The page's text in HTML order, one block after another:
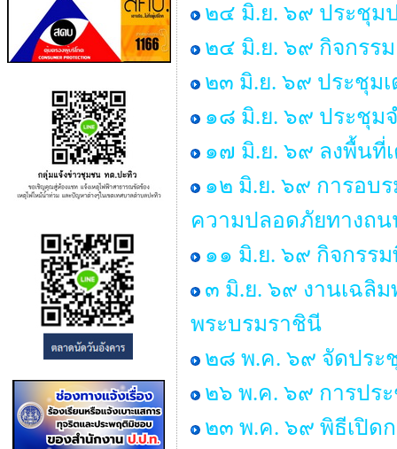
๒๔ มิ.ย. ๖๙ ประชุม
๒๔ มิ.ย. ๖๙ กิจกรร
๒๓ มิ.ย. ๖๙ ประชุม
๑๘ มิ.ย. ๖๙ ประชุม
๑๗ มิ.ย. ๖๙ ลงพื้นที่
๑๒ มิ.ย. ๖๙ การอบ
ความปลอดภัยทางถ
๑๑ มิ.ย. ๖๙ กิจกรร
๓ มิ.ย. ๖๙ งานเฉลิม
พระบรมราชินี
๒๘ พ.ค. ๖๙ จัดประ
๒๖ พ.ค. ๖๙ การปร
๒๓ พ.ค. ๖๙ พิธีเปิด